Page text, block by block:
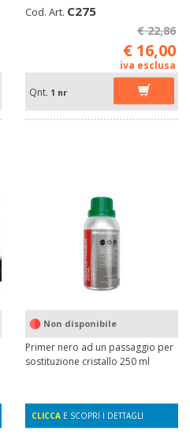
Cod. Art. C275
€ 22,86
€ 16,00
iva esclusa
Qnt. 1 nr
Non disponibile
Primer nero ad un passaggio per
sostituzione cristallo 250 ml
CLICCA E SCOPRI I DETTAGLI